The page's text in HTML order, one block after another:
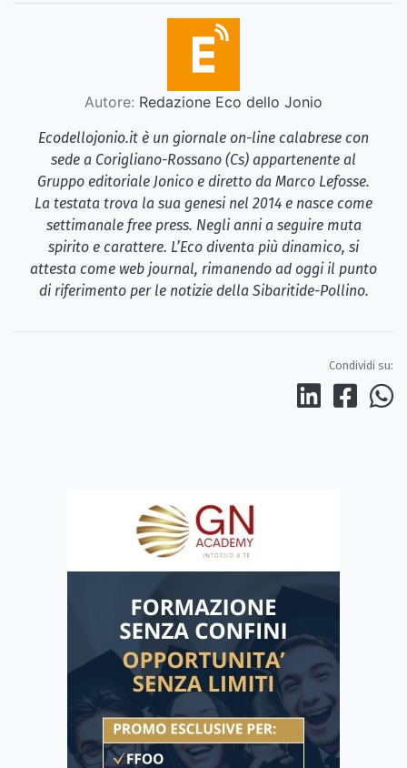
Autore: Redazione Eco dello Jonio
Ecodellojonio.it è un giornale on-line calabrese con
sede a Corigliano-Rossano (Cs) appartenente al
Gruppo editoriale Jonico e diretto da Marco Lefosse.
La testata trova la sua genesi nel 2014 e nasce come
settimanale free press. Negli anni a seguire muta
spirito e carattere. L’Eco diventa più dinamico, si
attesta come web journal, rimanendo ad oggi il punto
di riferimento per le notizie della Sibaritide-Pollino.
Condividi su: